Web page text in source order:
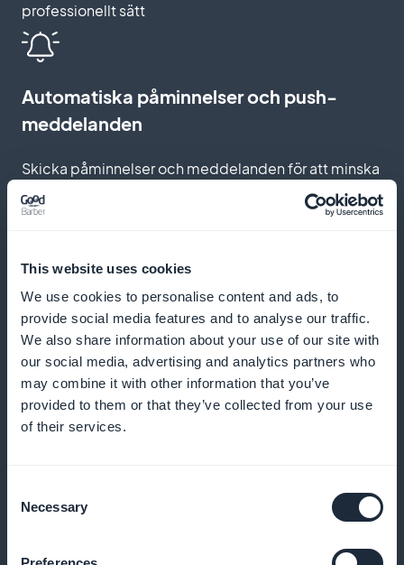
This website uses cookies
We use cookies to personalise content and ads, to
provide social media features and to analyse our traffic.
We also share information about your use of our site with
our social media, advertising and analytics partners who
may combine it with other information that you’ve
provided to them or that they’ve collected from your use
of their services.
Selection
Necessary
professionellt sätt
Automatiska påminnelser och push-
meddelanden
Skicka påminnelser och meddelanden för att minska
antalet uteblivna besök och uppmuntra till
Lojalitetsprogram för dina kunder
Belöna dina lojala kunder med exklusiva förmåner
och belöningar
Erbjud exklusiva förmåner till dina stamkunder